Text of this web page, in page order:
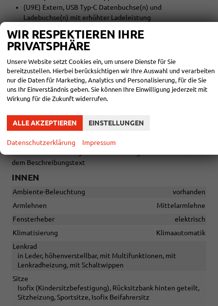
(U9E) Extern, USB Typ-C Datenbuchse(n) und
Ladebuchse(n) mit erhöhter Ladeleistung
(CF4) Leichtmetallräder ""COMET"" in schwarz, 7,5J x 18
(8VQ) Rückleuchten in LED-Technik
(3D7) Mittelkonsole
(7UY) Navigationssystem 13 Zoll
(1N7) Dynamiklenkung
(84Q) Reifen 225/45 R18 91Y
(PJC) Stahlnotrad - platzsparend, Wagenheber,
ausl. Ez. / 0 Km
Alle Fotos können Beispielbilder sein und aufpreispflichtige
dem Beschreibungstext
INNEN
Ambiente-Beleuchtung
vorhanden
Armlehnen
Mittelarmlehne
Fensterheber
elektrisch
Klimatisierung
Klimaautomatik
Lenkrad
in Leder, höhenverstellbar, mit Multifunktionen, mit
Lenkradheizung, mit Schaltwippen
Sitze
Isofix (Kindersitzbefestigung), Rücksitzbank hinten geteilt,
Sitzheizung, Sportsitze, Isofix Beifahrersitz
WIR RESPEKTIEREN IHRE
PRIVATSPHÄRE
Unsere Website setzt Cookies ein, um unsere Dienste für Sie
bereitzustellen. Hierbei berücksichtigen wir Ihre Auswahl und verarbeiten
nur die Daten für Marketing, Analytics und Personalisierung, für die Sie
uns Ihr Einverständnis geben. Sie können Ihre Einwilligung jederzeit mit
Wirkung für die Zukunft widerrufen.
ALLE AKZEPTIEREN EINSTELLUNGEN
Datenschutzerklärung Impressum